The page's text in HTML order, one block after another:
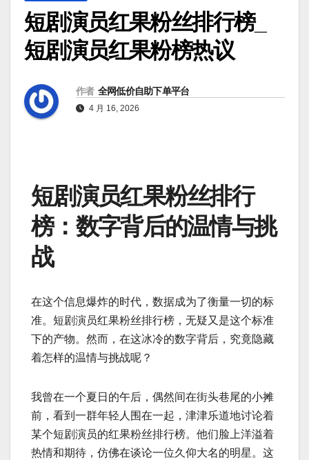
短剧演员红果粉丝排行榜_
短剧演员红果粉榜热议
作者 全网低价自助下单平台
4 月 16, 2026
短剧演员红果粉丝排行
榜：数字背后的温情与挑
战
在这个信息爆炸的时代，数据成为了衡量一切的标
准。短剧演员红果粉丝排行榜，无疑又是这个标准
下的产物。然而，在这冰冷的数字背后，究竟隐藏
着怎样的温情与挑战呢？
我曾在一个夏日的午后，偶然间在街头巷尾的小摊
前，看到一群年轻人围在一起，津津乐道地讨论着
某个短剧演员的红果粉丝排行榜。他们脸上洋溢着
热情和期待，仿佛在谈论一位久仰大名的明星。这